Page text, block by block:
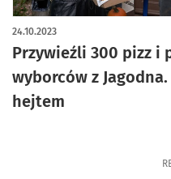
Przywieźli 300 pizz i
wyborców z
hejtem
24.10.2023